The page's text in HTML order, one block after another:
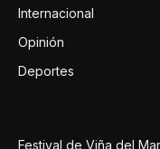
Internacional
Opinión
Deportes
Festival de Viña del Mar